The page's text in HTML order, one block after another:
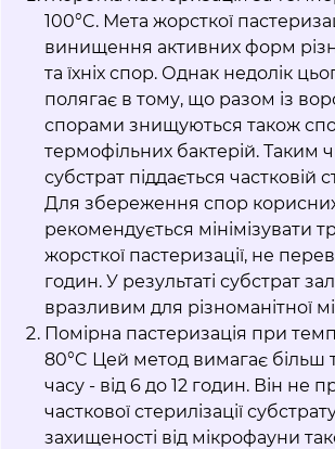
100°C. Мета жорсткої
винищення активних форм
та їхніх спор. Однак недолік
полягає в тому, що разом із
спорами знищуються також
термофільних бактерій. Таким
субстрат піддається частковій
Для збереження спор
рекомендується мінімізувати
жорсткої пастеризації, не
годин. У результаті субстрат
вразливим для різноманітної
Помірна пастеризація при
80°C Цей метод вимагає більш
часу - від 6 до 12 годин. Він не
часткової стерилізації
захищеності від мікрофауни